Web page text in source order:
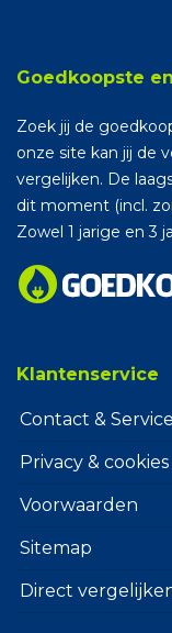
Goedkoopste
Zoek jij de
onze site kan jij de
vergelijken. De
dit moment (incl.
Zowel 1 jarige en 3
Klantenservice
Contact & Service
Privacy & cookies
Voorwaarden
Sitemap
Direct